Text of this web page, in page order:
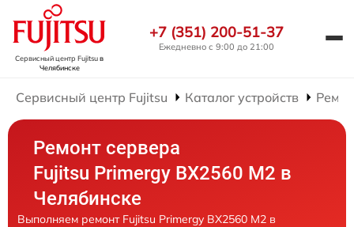
Сервисный центр Fujitsuв
Челябинске
+7 (351) 200-51-37
Ежедневно с 9:00 до 21:00
Сервисный центр Fujitsu Каталог устройств
Ремонт сервера
Fujitsu Primergy BX2560 M2 в
Челябинске
Выполняем ремонт Fujitsu Primergy BX2560 M2 в